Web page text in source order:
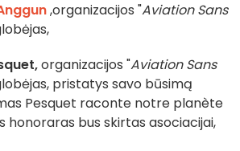
,organizacijos "Aviation Sans
,
organizacijos "Aviation Sans
pristatys savo būsimą
Pesquet raconte notre planète
honoraras bus skirtas asociacijai,